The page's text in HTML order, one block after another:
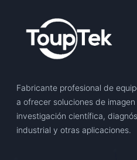
Fabricante profesional de
a ofrecer soluciones de
investigación científica,
industrial y otras aplicaciones.